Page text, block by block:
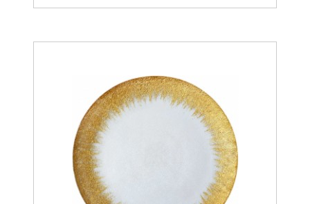
Accessibility Statement
ADA / WCAG 2.0 Compliance